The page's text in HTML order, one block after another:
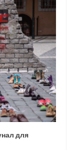
для